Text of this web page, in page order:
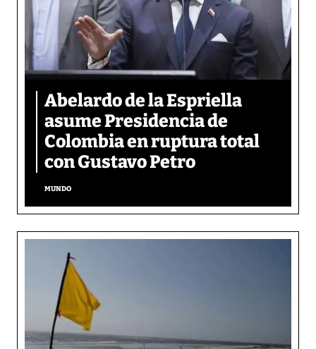
Abelardo de la Espriella
asume Presidencia de
Colombia en ruptura total
con Gustavo Petro
MUNDO